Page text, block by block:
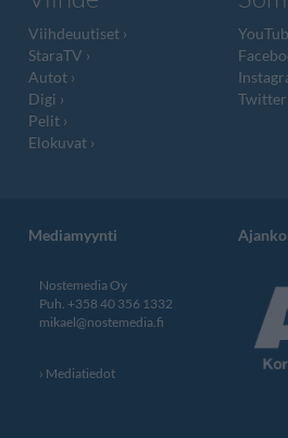
Viihdeuutiset
StaraTV
Autot
Digi
Pelit
Elokuvat
Twitter
Mediamyynti
Nostemedia Oy
Puh. +358 40 356 1332
mikael@nostemedia.fi
Mediatiedot